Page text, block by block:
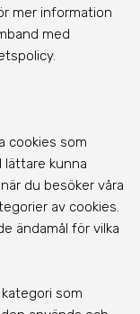
mer information
med
cookies som
lättare kunna
du besöker våra
av cookies.
ändamål för vilka
som